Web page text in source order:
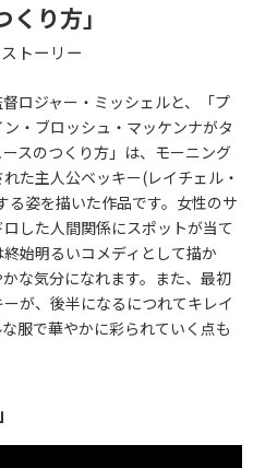
り方」
トーリー
ロジャー・ミッシェルと、「プ
・ブロッシュ・マッケンナがタ
スのつくり方」は、モーニング
た主人公ベッキー(レイチェル・
る姿を描いた作品です。女性のサ
した人間関係にスポットが当て
始明るいコメディとして描か
な気分になれます。また、最初
が、後半になるにつれてキレイ
服で華やかに彩られていく点も